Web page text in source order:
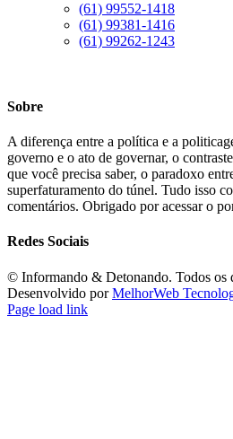
(61) 99552-1418
(61) 99381-1416
(61) 99262-1243
Sobre
A diferença entre a política e a
governo e o ato de governar, o
que você precisa saber, o paradoxo
superfaturamento do túnel. Tudo isso
comentários. Obrigado por acessar o
Redes Sociais
©️ Informando & Detonando. Todos os
Desenvolvido porMelhorWeb
Page load link